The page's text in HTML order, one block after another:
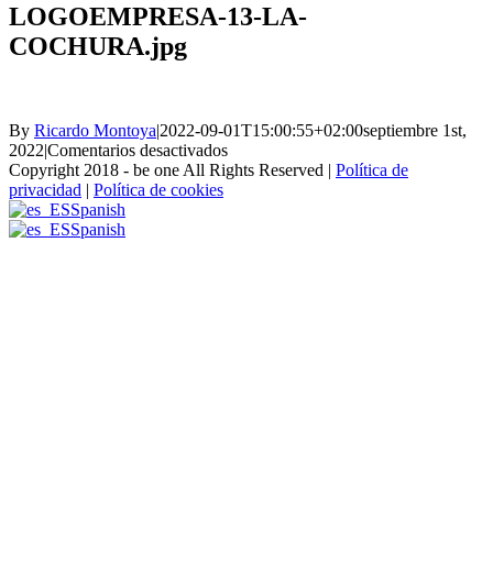
LOGOEMPRESA-13-LA-
COCHURA.jpg
By Ricardo Montoya|2022-09-01T15:00:55+02:00septiembre 1st,
2022|Comentarios desactivadosen
LOGOEMPRESA-
Copyright 2018 - be one All Rights Reserved | Política de
privacidad | Política de cookies
Spanish
Spanish